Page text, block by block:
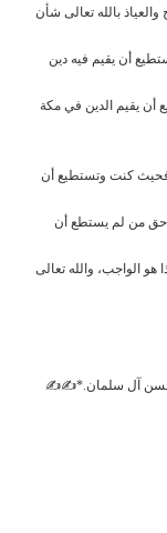
بالله تعالى شأن
أن يقيم فيه دين
أن يقيم الدين في مكة
فحيث كنت وتستطيع أن
حق من لم يستطع أن
الواجب، والله تعالى
حسن آل سلمان.*✍✍